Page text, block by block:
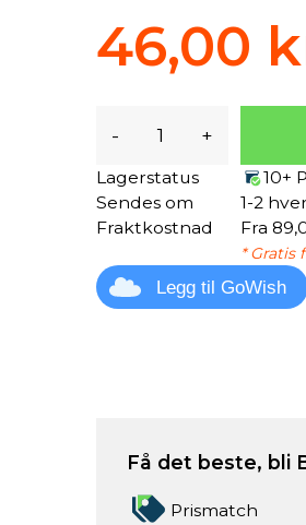
46,00
- +
Lagerstatus
10+
Sendes om
1-2
Fraktkostnad
Fra
* Gratis
Legg til GoWish
Få det beste, bli
Prismatch